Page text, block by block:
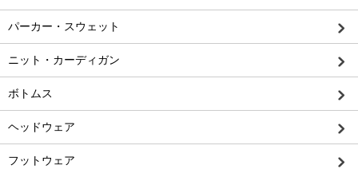
パーカー・スウェット
ニット・カーディガン
ボトムス
ヘッドウェア
フットウェア